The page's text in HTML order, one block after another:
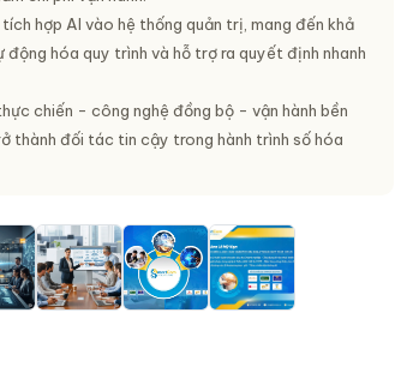
hợp AI vào hệ thống quản trị, mang đến khả
động hóa quy trình và hỗ trợ ra quyết định nhanh
chiến - công nghệ đồng bộ - vận hành bền
thành đối tác tin cậy trong hành trình số hóa